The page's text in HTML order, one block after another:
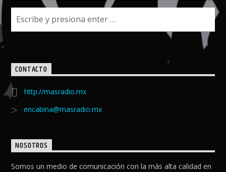
CONTACTO
http://masradio.mx
encabina@masradio.mx
NOSOTROS
Somos un medio de comunicación con la más alta calidad en